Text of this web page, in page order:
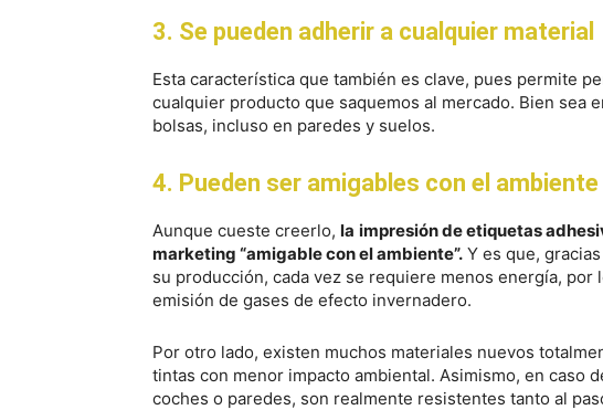
3. Se pueden adherir a cualquier material
Esta característica que también es clave, pues permite
cualquier producto que saquemos al mercado. Bien sea
bolsas, incluso en paredes y suelos.
4. Pueden ser amigables con el ambiente
Aunque cueste creerlo, la impresión de etiquetas
marketing “amigable con el ambiente”. Y es que,
su producción, cada vez se requiere menos energía,
emisión de gases de efecto invernadero.
Por otro lado, existen muchos materiales nuevos
tintas con menor impacto ambiental. Asimismo, en caso
coches o paredes, son realmente resistentes tanto al